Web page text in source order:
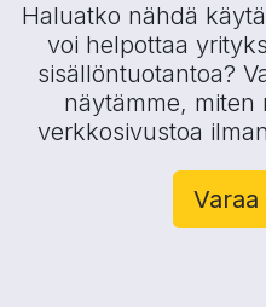
Haluatko nähdä
voi helpottaa
sisällöntuotantoa?
näytämme, miten
verkkosivustoa